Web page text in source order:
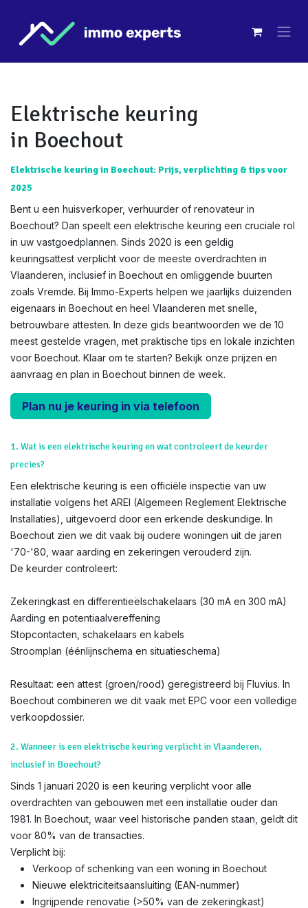
Elektrische keuring
in Boechout
Elektrische keuring in Boechout: Prijs, verplichting & tips voor
2025
Bent u een huisverkoper, verhuurder of renovateur in
Boechout? Dan speelt een elektrische keuring een cruciale rol
in uw vastgoedplannen. Sinds 2020 is een geldig
keuringsattest verplicht voor de meeste overdrachten in
Vlaanderen, inclusief in Boechout en omliggende buurten
zoals Vremde. Bij Immo-Experts helpen we jaarlijks duizenden
eigenaars in Boechout en heel Vlaanderen met snelle,
betrouwbare attesten. In deze gids beantwoorden we de 10
meest gestelde vragen, met praktische tips en lokale inzichten
voor Boechout. Klaar om te starten? Bekijk onze prijzen en
aanvraag en plan in Boechout binnen de week.
Plan nu je keuring in via telefoon
1. Wat is een elektrische keuring en wat controleert de keurder
precies?
Een elektrische keuring is een officiële inspectie van uw
installatie volgens het AREI (Algemeen Reglement Elektrische
Installaties), uitgevoerd door een erkende deskundige. In
Boechout zien we dit vaak bij oudere woningen uit de jaren
'70-'80, waar aarding en zekeringen verouderd zijn.
De keurder controleert:
Zekeringkast en differentieëlschakelaars (30 mA en 300 mA)
Aarding en potentiaalvereffening
Stopcontacten, schakelaars en kabels
Stroomplan (éénlijnschema en situatieschema)
Resultaat: een attest (groen/rood) geregistreerd bij Fluvius. In
Boechout combineren we dit vaak met EPC voor een volledige
verkoopdossier.
2. Wanneer is een elektrische keuring verplicht in Vlaanderen,
inclusief in Boechout?
Sinds 1 januari 2020 is een keuring verplicht voor alle
overdrachten van gebouwen met een installatie ouder dan
1981. In Boechout, waar veel historische panden staan, geldt dit
voor 80% van de transacties.
Verplicht bij:
Verkoop of schenking van een woning in Boechout
Nieuwe elektriciteitsaansluiting (EAN-nummer)
Ingrijpende renovatie (>50% van de zekeringkast)